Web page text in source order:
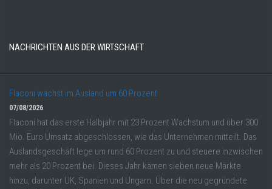
NACHRICHTEN AUS DER WIRTSCHAFT
Flaconi wächst im Ausland um 60 Prozent
07/08/2026
Flaconi hat das erste Halbjahr mit 23 Prozent Wachstum und über 300
Mio. Euro Umsatz abgeschlossen, wie das Unternehmen mitteilt. Das
Auslandsgeschäft lege um rund 60 Prozent zu und steuere inzwischen
mehr als 20 Prozent bei. Dieses Jahr kämen sieben neue Märkte
hinzu, darunter UK, Spanien und Ungarn. Über die neu gegründete